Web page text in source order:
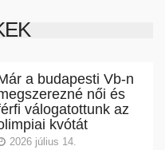
a budapesti Vb-n
női és
válogatottunk az
kvótát
2026 július 14.